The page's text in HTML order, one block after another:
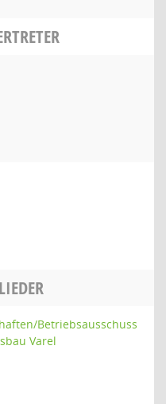
Betriebsausschuss
Varel